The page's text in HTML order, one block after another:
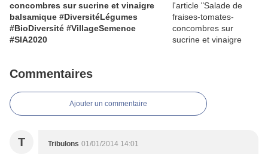
concombres sur sucrine et vinaigre
balsamique #DiversitéLégumes
#BioDiversité #VillageSemence
#SIA2020
Commentaires
Ajouter un commentaire
T Tribulons 01/01/2014 14:01